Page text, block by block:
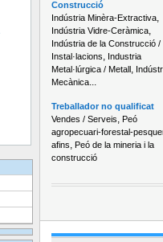
Construcció
Indústria Minèra-Extractiva,
Indústria Vidre-Ceràmica,
Indústria de la Construcció /
Instal·lacions, Industria
Metal·lúrgica / Metall,
Mecànica...
Treballador no qualificat
Vendes / Serveis, Peó
agropecuari-forestal-
afins, Peó de la mineria i la
construcció